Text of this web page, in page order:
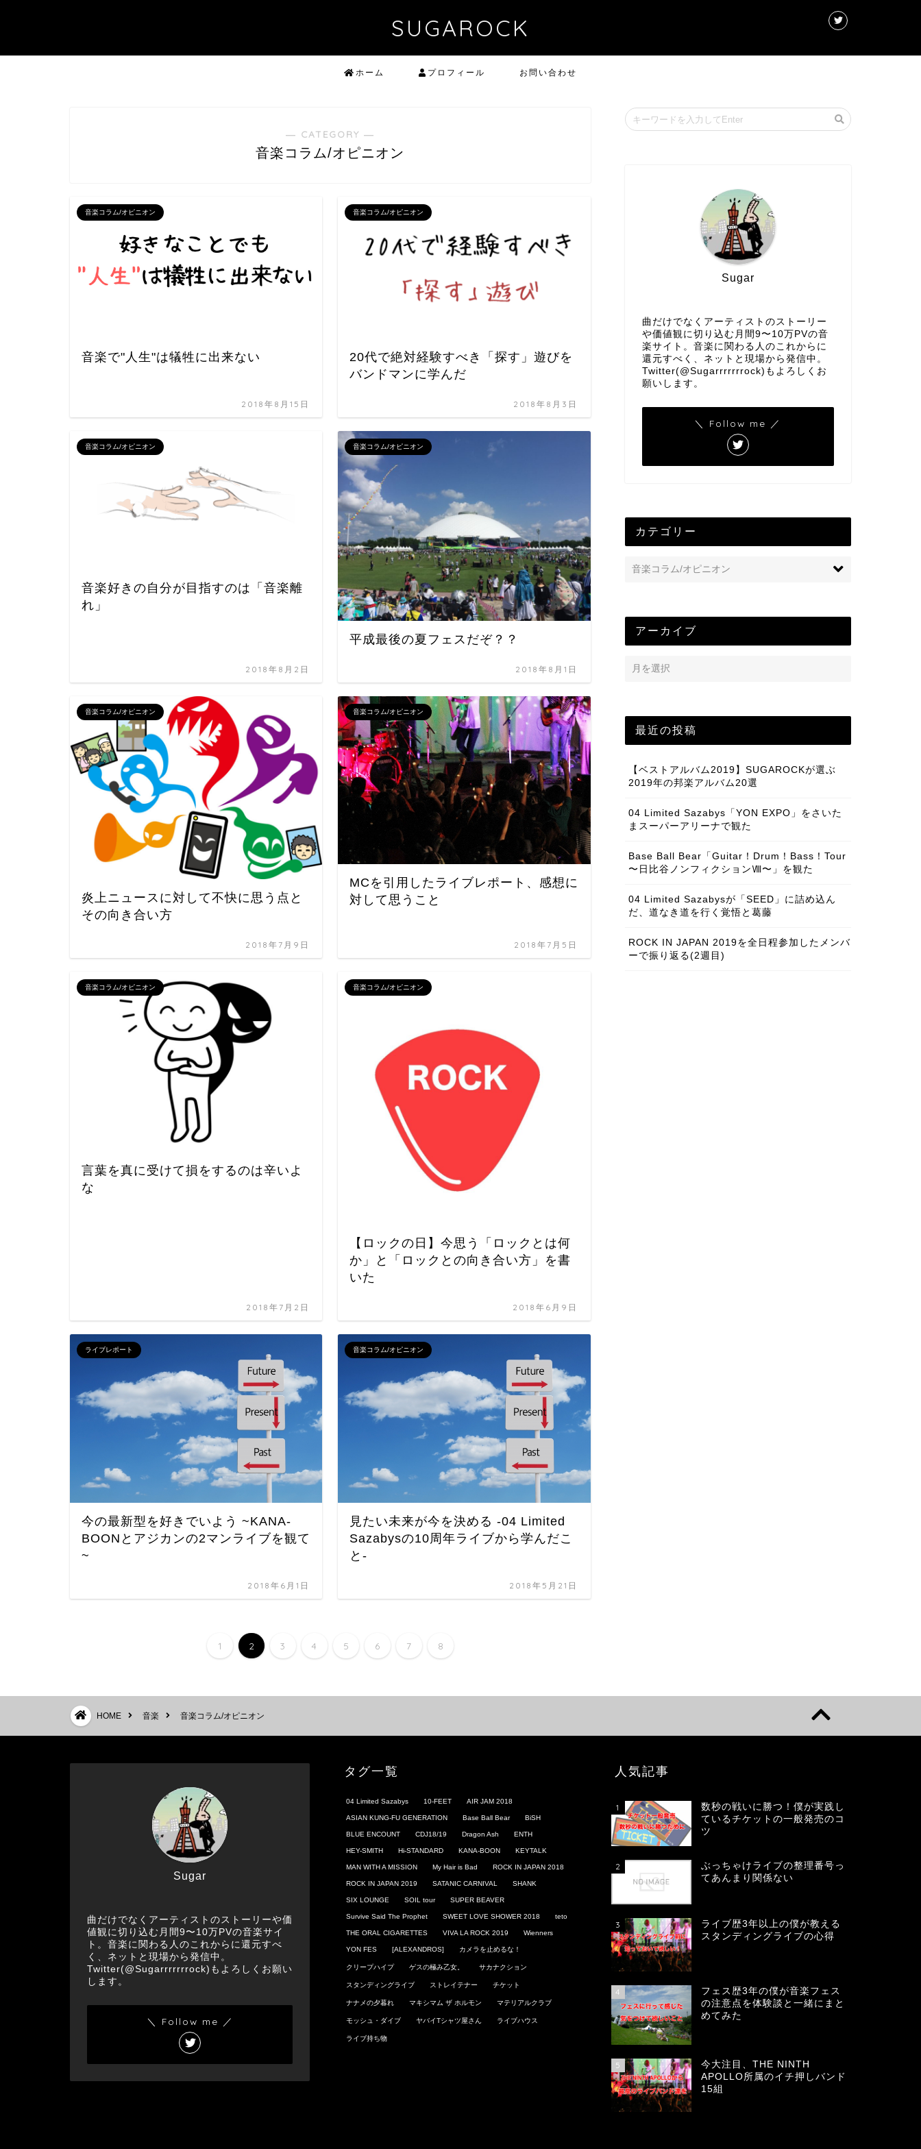
SUGAROCK
ホーム プロフィール お問い合わせ
― CATEGORY ―
音楽コラム/オピニオン
音楽コラム/オピニオン
音楽で"人生"は犠牲に出来ない
2018年8月15日
音楽コラム/オピニオン
20代で絶対経験すべき「探す」遊びを
バンドマンに学んだ
2018年8月3日
音楽コラム/オピニオン
音楽好きの自分が目指すのは「音楽離
れ」
2018年8月2日
音楽コラム/オピニオン
平成最後の夏フェスだぞ？？
2018年8月1日
音楽コラム/オピニオン
炎上ニュースに対して不快に思う点と
その向き合い方
2018年7月9日
音楽コラム/オピニオン
MCを引用したライブレポート、感想に
対して思うこと
2018年7月5日
音楽コラム/オピニオン
言葉を真に受けて損をするのは辛いよ
な
2018年7月2日
音楽コラム/オピニオン
【ロックの日】今思う「ロックとは何
か」と「ロックとの向き合い方」を書
いた
2018年6月9日
ライブレポート
今の最新型を好きでいよう ~KANA-
BOONとアジカンの2マンライブを観て
~
2018年6月1日
音楽コラム/オピニオン
見たい未来が今を決める -04 Limited
Sazabysの10周年ライブから学んだこ
と-
2018年5月21日
1 2 3 4 5 6 7 8
Sugar
曲だけでなくアーティストのストーリー
や価値観に切り込む月間9〜10万PVの音
楽サイト。音楽に関わる人のこれからに
還元すべく、ネットと現場から発信中。
Twitter(@Sugarrrrrrrock)もよろしくお
願いします。
＼ Follow me ／
カテゴリー
アーカイブ
最近の投稿
【ベストアルバム2019】SUGAROCKが選ぶ
2019年の邦楽アルバム20選
04 Limited Sazabys「YON EXPO」をさいた
まスーパーアリーナで観た
Base Ball Bear「Guitar！Drum！Bass！Tour
〜日比谷ノンフィクションⅧ〜」を観た
04 Limited Sazabysが「SEED」に詰め込ん
だ、道なき道を行く覚悟と葛藤
ROCK IN JAPAN 2019を全日程参加したメンバ
ーで振り返る(2週目)
HOME 音楽 音楽コラム/オピニオン
Sugar
曲だけでなくアーティストのストーリーや価
値観に切り込む月間9〜10万PVの音楽サイ
ト。音楽に関わる人のこれからに還元すべ
く、ネットと現場から発信中。
Twitter(@Sugarrrrrrrock)もよろしくお願い
します。
＼ Follow me ／
タグ一覧
04 Limited Sazabys 10-FEET AIR JAM 2018
ASIAN KUNG-FU GENERATION Base Ball Bear BiSH
BLUE ENCOUNT CDJ18/19 Dragon Ash ENTH
HEY-SMITH Hi-STANDARD KANA-BOON KEYTALK
MAN WITH A MISSION My Hair is Bad ROCK IN JAPAN 2018
ROCK IN JAPAN 2019 SATANIC CARNIVAL SHANK
SIX LOUNGE SOIL tour SUPER BEAVER
Survive Said The Prophet SWEET LOVE SHOWER 2018 teto
THE ORAL CIGARETTES VIVA LA ROCK 2019 Wienners
YON FES [ALEXANDROS] カメラを止めるな！
クリープハイプ ゲスの極み乙女。 サカナクション
スタンディングライブ ストレイテナー チケット
ナナメの夕暮れ マキシマム ザ ホルモン マテリアルクラブ
モッシュ・ダイブ ヤバイTシャツ屋さん ライブハウス
ライブ持ち物
人気記事
1
数秒の戦いに勝つ！僕が実践し
ているチケットの一般発売のコ
ツ
2
ぶっちゃけライブの整理番号っ
てあんまり関係ない
3
ライブ歴3年以上の僕が教える
スタンディングライブの心得
4
フェス歴3年の僕が音楽フェス
の注意点を体験談と一緒にまと
めてみた
5
今大注目、THE NINTH
APOLLO所属のイチ押しバンド
15組